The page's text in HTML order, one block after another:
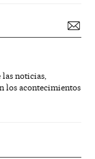
las noticias,
los acontecimientos